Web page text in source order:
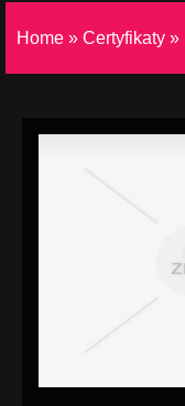
Home » Certyfikaty »